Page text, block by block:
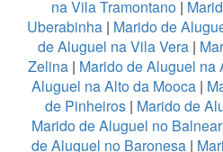
na Vila Tramontano|
Uberabinha | Marido de
de Aluguel na Vila Vera |
Zelina | Marido de Aluguel na
Aluguel na Alto da Mooca|
de Pinheiros| Marido de
Marido de Aluguel no
de Aluguel no Baronesa|